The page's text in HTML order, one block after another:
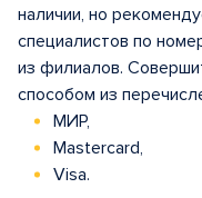
наличии, но
специалистов по
из филиалов.
способом из
МИР,
Mastercard,
Visa.